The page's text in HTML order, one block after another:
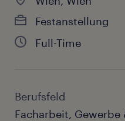
Festanstellung
Full-Time
Berufsfeld
Facharbeit,